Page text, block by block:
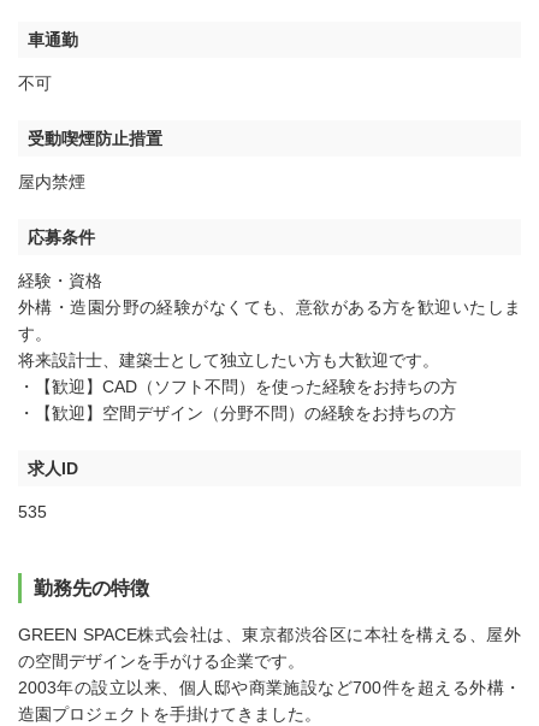
車通勤
不可
受動喫煙防止措置
屋内禁煙
応募条件
経験・資格
外構・造園分野の経験がなくても、意欲がある方を歓迎いたしま
す。
将来設計士、建築士として独立したい方も大歓迎です。
・【歓迎】CAD（ソフト不問）を使った経験をお持ちの方
・【歓迎】空間デザイン（分野不問）の経験をお持ちの方
求人ID
535
勤務先の特徴
GREEN SPACE株式会社は、東京都渋谷区に本社を構える、屋外
の空間デザインを手がける企業です。
2003年の設立以来、個人邸や商業施設など700件を超える外構・
造園プロジェクトを手掛けてきました。